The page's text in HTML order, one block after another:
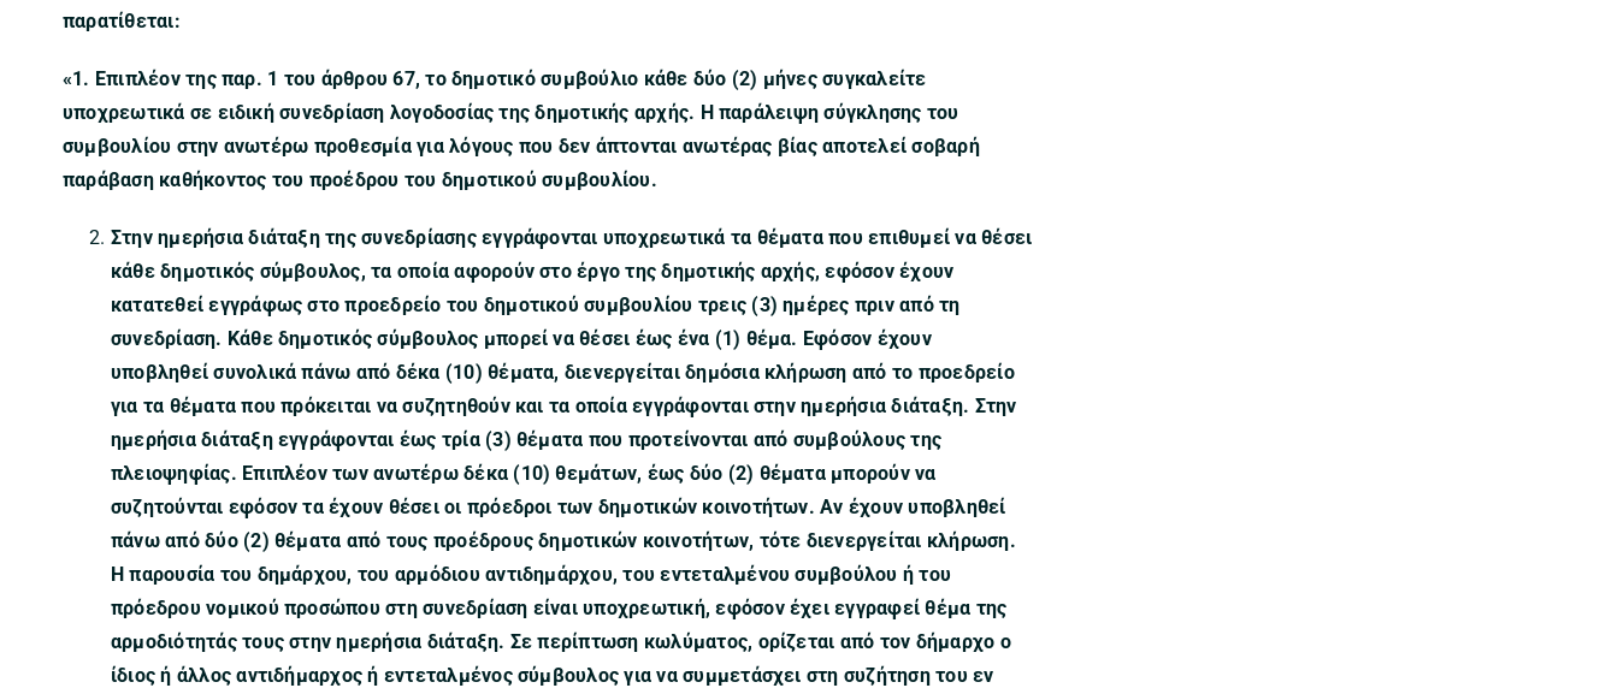
παρατίθεται:
«1. Επιπλέον της παρ. 1 του άρθρου 67, το δημοτικό συμβούλιο κάθε δύο (2) μήνες συγκαλείτε
υποχρεωτικά σε ειδική συνεδρίαση λογοδοσίας της δημοτικής αρχής. H παράλειψη σύγκλησης του
συμβουλίου στην ανωτέρω προθεσμία για λόγους που δεν άπτονται ανωτέρας βίας αποτελεί σοβαρή
παράβαση καθήκοντος του προέδρου του δημοτικού συμβουλίου.
Στην ημερήσια διάταξη της συνεδρίασης εγγράφονται υποχρεωτικά τα θέματα που επιθυμεί να θέσει
κάθε δημοτικός σύμβουλος, τα οποία αφορούν στο έργο της δημοτικής αρχής, εφόσον έχουν
κατατεθεί εγγράφως στο προεδρείο του δημοτικού συμβουλίου τρεις (3) ημέρες πριν από τη
συνεδρίαση. Κάθε δημοτικός σύμβουλος μπορεί να θέσει έως ένα (1) θέμα. Εφόσον έχουν
υποβληθεί συνολικά πάνω από δέκα (10) θέματα, διενεργείται δημόσια κλήρωση από το προεδρείο
για τα θέματα που πρόκειται να συζητηθούν και τα οποία εγγράφονται στην ημερήσια διάταξη. Στην
ημερήσια διάταξη εγγράφονται έως τρία (3) θέματα που προτείνονται από συμβούλους της
πλειοψηφίας. Επιπλέον των ανωτέρω δέκα (10) θεμάτων, έως δύο (2) θέματα μπορούν να
συζητούνται εφόσον τα έχουν θέσει οι πρόεδροι των δημοτικών κοινοτήτων. Αν έχουν υποβληθεί
πάνω από δύο (2) θέματα από τους προέδρους δημοτικών κοινοτήτων, τότε διενεργείται κλήρωση.
Η παρουσία του δημάρχου, του αρμόδιου αντιδημάρχου, του εντεταλμένου συμβούλου ή του
πρόεδρου νομικού προσώπου στη συνεδρίαση είναι υποχρεωτική, εφόσον έχει εγγραφεί θέμα της
αρμοδιότητάς τους στην ημερήσια διάταξη. Σε περίπτωση κωλύματος, ορίζεται από τον δήμαρχο ο
ίδιος ή άλλος αντιδήμαρχος ή εντεταλμένος σύμβουλος για να συμμετάσχει στη συζήτηση του εν